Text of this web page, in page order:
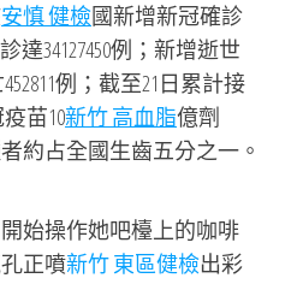
安慎 健檢國新增新冠確診
達34127450例；新增逝世
例；截至21日累計接
苗10新竹 高血脂億劑
約占全國生齒五分之一。
始操作她吧檯上的咖啡
正噴新竹 東區健檢出彩